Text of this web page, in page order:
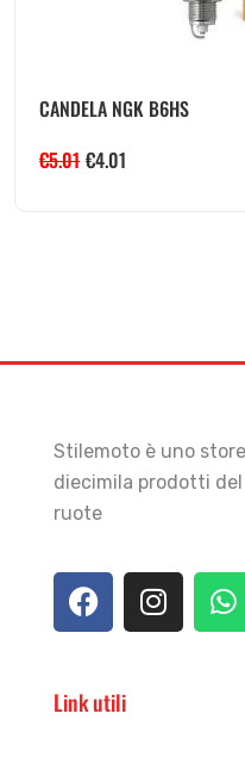
CANDELA NGK B6HS
€5.01 €4.01
Stilemoto è uno
diecimila prodotti
ruote
Link utili